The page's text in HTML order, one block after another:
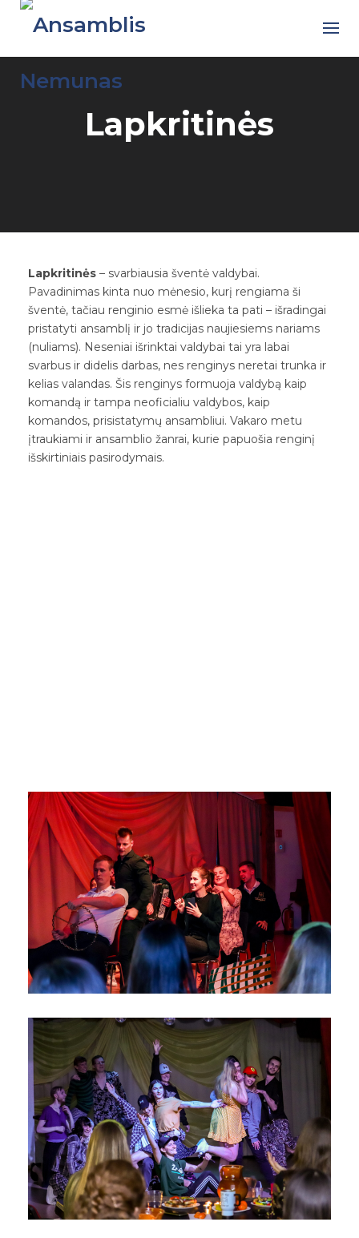
Skip
Lapkritinės
Lapkritinės – svarbiausia šventė valdybai.
Pavadinimas kinta nuo mėnesio, kurį rengiama ši
šventė, tačiau renginio esmė išlieka ta pati – išradingai
pristatyti ansamblį ir jo tradicijas naujiesiems nariams
(nuliams). Neseniai išrinktai valdybai tai yra labai
svarbus ir didelis darbas, nes renginys neretai trunka ir
kelias valandas. Šis renginys formuoja valdybą kaip
komandą ir tampa neoficialiu valdybos, kaip
komandos, prisistatymų ansambliui. Vakaro metu
įtraukiami ir ansamblio žanrai, kurie papuošia renginį
išskirtiniais pasirodymais.